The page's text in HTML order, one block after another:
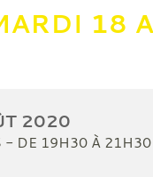
18
2020
- DE 19H30 À 21H30